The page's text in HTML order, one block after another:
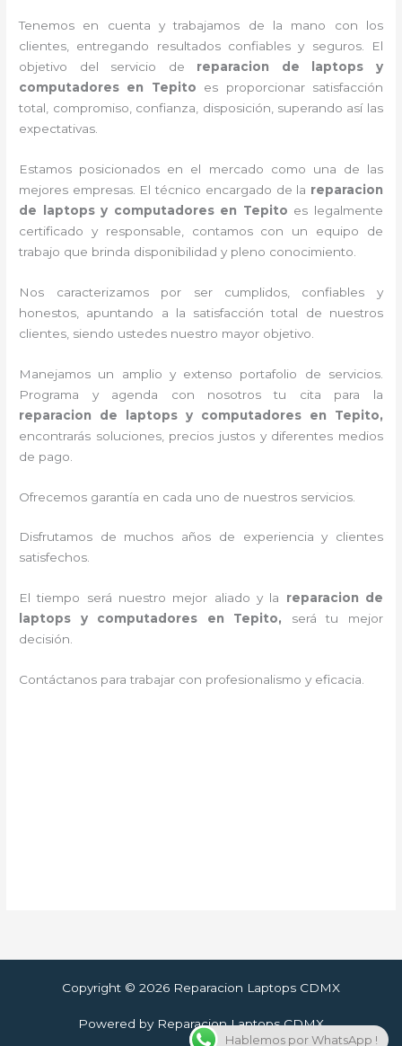
Tenemos en cuenta y trabajamos de la mano con los
clientes, entregando resultados confiables y seguros. El
objetivo del servicio de reparacion de laptops y
computadores en Tepito es proporcionar satisfacción
total, compromiso, confianza, disposición, superando así las
expectativas.
Estamos posicionados en el mercado como una de las
mejores empresas. El técnico encargado de la reparacion
de laptops y computadores en Tepito es legalmente
certificado y responsable, contamos con un equipo de
trabajo que brinda disponibilidad y pleno conocimiento.
Nos caracterizamos por ser cumplidos, confiables y
honestos, apuntando a la satisfacción total de nuestros
clientes, siendo ustedes nuestro mayor objetivo.
Manejamos un amplio y extenso portafolio de servicios.
Programa y agenda con nosotros tu cita para la
reparacion de laptops y computadores en Tepito,
encontrarás soluciones, precios justos y diferentes medios
de pago.
Ofrecemos garantía en cada uno de nuestros servicios.
Disfrutamos de muchos años de experiencia y clientes
satisfechos.
El tiempo será nuestro mejor aliado y la reparacion de
laptops y computadores en Tepito, será tu mejor
decisión.
Contáctanos para trabajar con profesionalismo y eficacia.
Copyright © 2026 Reparacion Laptops CDMX
Powered by Reparacion Laptops CDMX
Hablemos por WhatsApp !